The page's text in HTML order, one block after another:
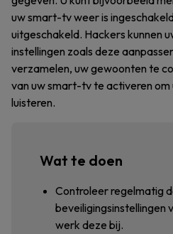
uw smart-tv weer is
uitgeschakeld. Hackers kunnen
instellingen zoals deze
verzamelen, uw gewoonten te
van uw smart-tv te activeren
luisteren.
Wat te doen
Controleer regelmatig
beveiligingsinstellingen
werk deze bij.